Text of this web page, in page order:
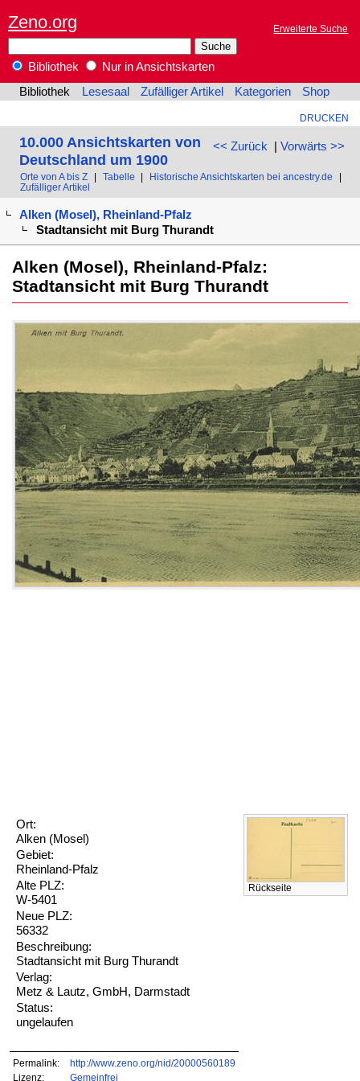
Zeno.org Erweiterte Suche
Bibliothek
Nur in Ansichtskarten
Bibliothek
Lesesaal Zufälliger Artikel Kategorien Shop
DRUCKEN
<< Zurück | Vorwärts >>
10.000 Ansichtskarten von
Deutschland um 1900
Orte von A bis Z Tabelle Historische Ansichtskarten bei ancestry.de
Zufälliger Artikel
Alken (Mosel), Rheinland-Pfalz
Stadtansicht mit Burg Thurandt
Alken (Mosel), Rheinland-Pfalz:
Stadtansicht mit Burg Thurandt
Rückseite
Ort:
Alken (Mosel)
Gebiet:
Rheinland-Pfalz
Alte PLZ:
W-5401
Neue PLZ:
56332
Beschreibung:
Stadtansicht mit Burg Thurandt
Verlag:
Metz & Lautz, GmbH, Darmstadt
Status:
ungelaufen
Permalink:
http://www.zeno.org/nid/20000560189
Lizenz:
Gemeinfrei